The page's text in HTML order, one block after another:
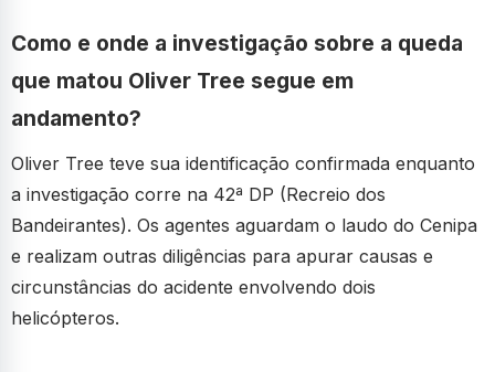
Como e onde a investigação sobre a queda
que matou Oliver Tree segue em
andamento?
Oliver Tree teve sua identificação confirmada enquanto
a investigação corre na 42ª DP (Recreio dos
Bandeirantes). Os agentes aguardam o laudo do Cenipa
e realizam outras diligências para apurar causas e
circunstâncias do acidente envolvendo dois
helicópteros.